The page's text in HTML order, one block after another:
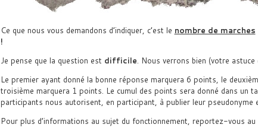
Ce que nous vous demandons d’indiquer, c’est le nombre de marches
!
Je pense que la question est difficile. Nous verrons bien (votre
Le premier ayant donné la bonne réponse marquera 6 points, le
troisième marquera 1 points. Le cumul des points sera donné dans un
participants nous autorisent, en participant, à publier leur pseudonyme
Pour plus d’informations au sujet du fonctionnement, reportez-vous au